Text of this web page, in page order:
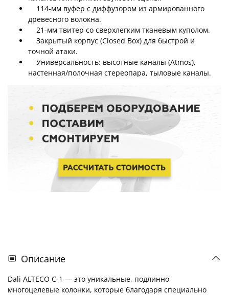
114-мм вуфер с диффузором из армированного
древесного волокна.
21-мм твитер со сверхлегким тканевым куполом.
Закрытый корпус (Closed Box) для быстрой и
точной атаки.
Универсальность: высотные каналы (Atmos),
настенная/полочная стереопара, тыловые каналы.
Описание
Dali ALTECO C-1 — это уникальные, подлинно
многоцелевые колонки, которые благодаря специально